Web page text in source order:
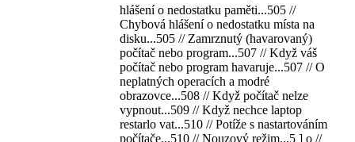
hlášení o nedostatku paměti...505 //
Chybová hlášení o nedostatku místa na
disku...505 // Zamrznutý (havarovaný)
počítač nebo program...507 // Když váš
počítač nebo program havaruje...507 // O
neplatných operacích a modré
obrazovce...508 // Když počítač nelze
vypnout...509 // Když nechce laptop
restarlo vat...510 // Potíže s nastartováním
počítače...510 // Nouzový režim...5 ] o //